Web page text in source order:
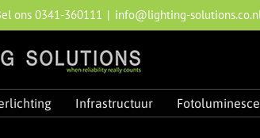
ons 0341-360111 | info@lighting-
Infrastructuur